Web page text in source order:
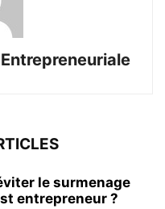
le surmenage
entrepreneur ?